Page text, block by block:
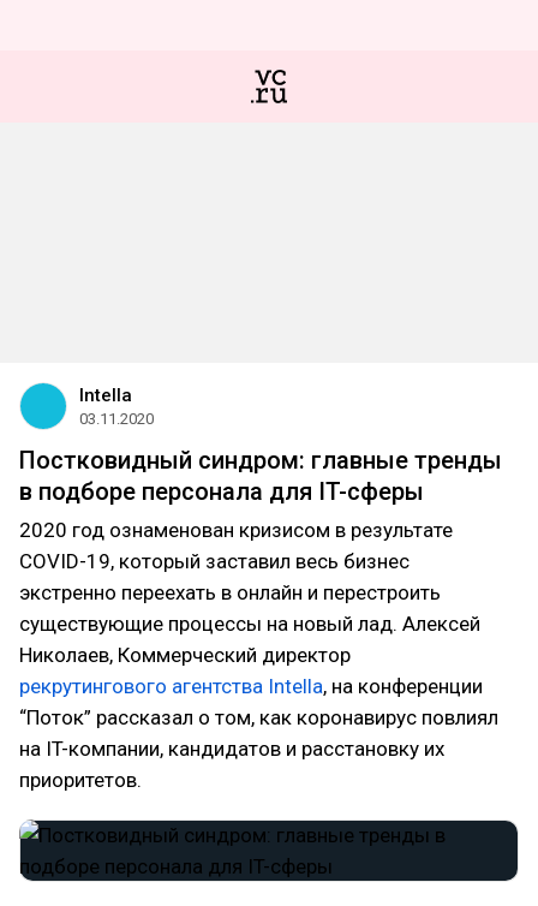
Intella
03.11.2020
Постковидный синдром: главные тренды
в подборе персонала для IT-сферы
2020 год ознаменован кризисом в результате
COVID-19, который заставил весь бизнес
экстренно переехать в онлайн и перестроить
существующие процессы на новый лад. Алексей
Николаев, Коммерческий директор
рекрутингового агентства Intella, на конференции
“Поток” рассказал о том, как коронавирус повлиял
на IT-компании, кандидатов и расстановку их
приоритетов.